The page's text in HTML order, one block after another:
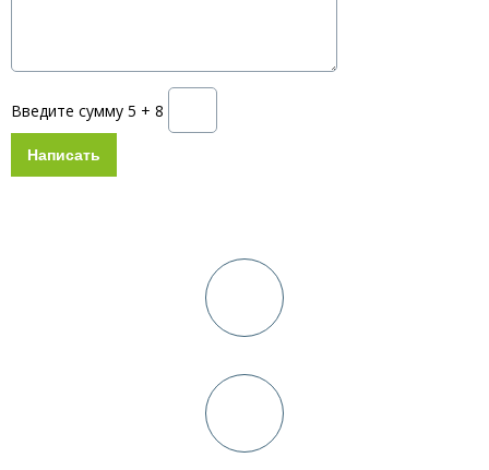
Введите сумму 5 + 8